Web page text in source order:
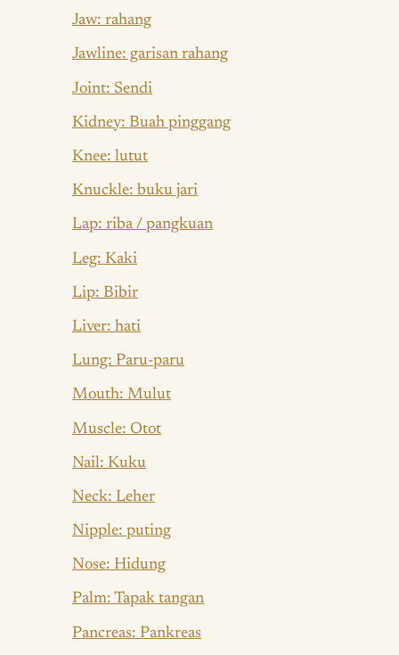
Jaw: rahang
Jawline: garisan rahang
Joint: Sendi
Kidney: Buah pinggang
Knee: lutut
Knuckle: buku jari
Lap: riba / pangkuan
Leg: Kaki
Lip: Bibir
Liver: hati
Lung: Paru-paru
Mouth: Mulut
Muscle: Otot
Nail: Kuku
Neck: Leher
Nipple: puting
Nose: Hidung
Palm: Tapak tangan
Pancreas: Pankreas